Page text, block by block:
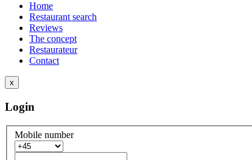
Home
Restaurant search
Reviews
The concept
Restaurateur
Contact
x
Login
Mobile number